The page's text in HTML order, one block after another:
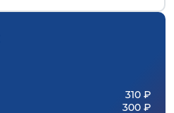
310 ₽
300 ₽